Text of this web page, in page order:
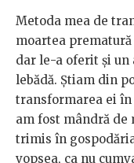
Metoda mea de
moartea prematură
dar le-a oferit și un
lebădă. Știam din
transformarea ei în
am fost mândră
trimis în
vopsea, ca nu